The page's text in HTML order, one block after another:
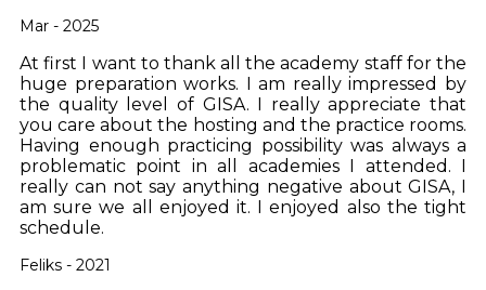
Mar - 2025
At first I want to thank all the academy staff for the
huge preparation works. I am really impressed by
the quality level of GISA. I really appreciate that
you care about the hosting and the practice rooms.
Having enough practicing possibility was always a
problematic point in all academies I attended. I
really can not say anything negative about GISA, I
am sure we all enjoyed it. I enjoyed also the tight
schedule.
Feliks - 2021